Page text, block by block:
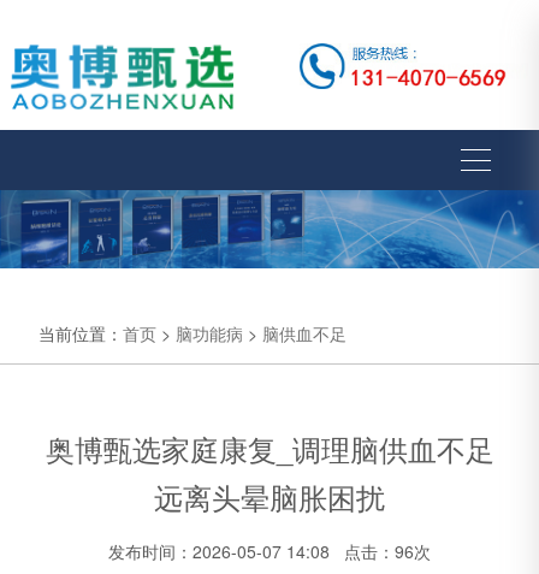
当前位置： 首页 > 脑功能病 > 脑供血不足
奥博甄选家庭康复_调理脑供血不足
远离头晕脑胀困扰
发布时间：2026-05-07 14:08 点击：96次